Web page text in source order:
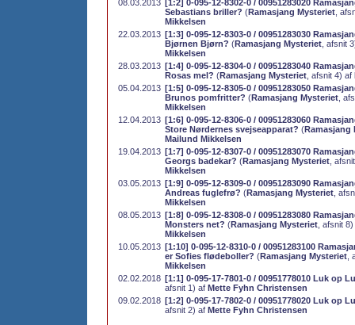
08.03.2013 [1:2] 0-095-12-8302-0 / 00951283020
Sebastians briller? (Ramasjang Mysteriet ,
Mikkelsen
22.03.2013 [1:3] 0-095-12-8303-0 / 00951283030
Bjørnen Bjørn? (Ramasjang Mysteriet , afsnit
Mikkelsen
28.03.2013 [1:4] 0-095-12-8304-0 / 00951283040
Rosas mel? (Ramasjang Mysteriet , afsnit 4) af
05.04.2013 [1:5] 0-095-12-8305-0 / 00951283050
Brunos pomfritter? (Ramasjang Mysteriet ,
Mikkelsen
12.04.2013 [1:6] 0-095-12-8306-0 / 00951283060
Store Nørdernes svejseapparat? (Ramasjang
Mailund Mikkelsen
19.04.2013 [1:7] 0-095-12-8307-0 / 00951283070
Georgs badekar? (Ramasjang Mysteriet ,
Mikkelsen
03.05.2013 [1:9] 0-095-12-8309-0 / 00951283090
Andreas fuglefrø? (Ramasjang Mysteriet ,
Mikkelsen
08.05.2013 [1:8] 0-095-12-8308-0 / 00951283080
Monsters net? (Ramasjang Mysteriet , afsnit
Mikkelsen
10.05.2013 [1:10] 0-095-12-8310-0 / 00951283100
er Sofies flødeboller? (Ramasjang Mysteriet
Mikkelsen
02.02.2018 [1:1] 0-095-17-7801-0 / 00951778010 Luk op
afsnit 1) af Mette Fyhn Christensen
09.02.2018 [1:2] 0-095-17-7802-0 / 00951778020 Luk op
afsnit 2) af Mette Fyhn Christensen